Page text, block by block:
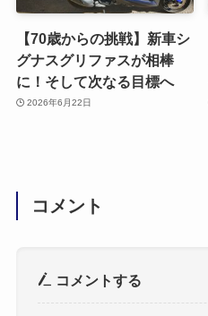
【70歳からの挑戦】新車シ
グナスグリファスが相棒
に！そして次なる目標へ
2026年6月22日
コメント
コメントする